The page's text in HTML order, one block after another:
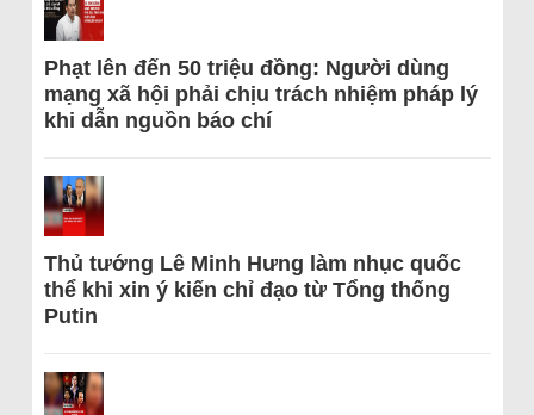
Phạt lên đến 50 triệu đồng: Người dùng
mạng xã hội phải chịu trách nhiệm pháp lý
khi dẫn nguồn báo chí
Thủ tướng Lê Minh Hưng làm nhục quốc
thể khi xin ý kiến chỉ đạo từ Tổng thống
Putin